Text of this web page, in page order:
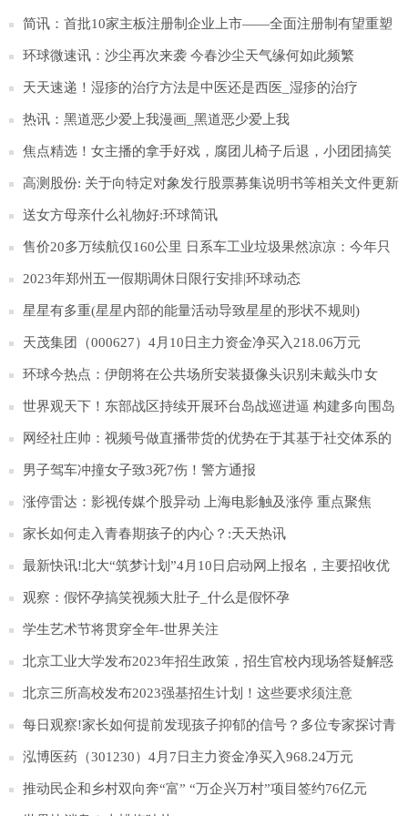
简讯：首批10家主板注册制企业上市——全面注册制有望重塑
资本市场生态
环球微速讯：沙尘再次来袭 今春沙尘天气缘何如此频繁
天天速递！湿疹的治疗方法是中医还是西医_湿疹的治疗
热讯：黑道恶少爱上我漫画_黑道恶少爱上我
焦点精选！女主播的拿手好戏，腐团儿椅子后退，小团团搞笑
搞怪，那沫子呢？
高测股份: 关于向特定对象发行股票募集说明书等相关文件更新
财务数据的提示性公告
送女方母亲什么礼物好:环球简讯
售价20多万续航仅160公里 日系车工业垃圾果然凉凉：今年只
卖出15辆|今日聚焦
2023年郑州五一假期调休日限行安排|环球动态
星星有多重(星星内部的能量活动导致星星的形状不规则)
天茂集团（000627）4月10日主力资金净买入218.06万元
环球今热点：伊朗将在公共场所安装摄像头识别未戴头巾女
性，违者将予警告
世界观天下！东部战区持续开展环台岛战巡进逼 构建多向围岛
锁台态势
网经社庄帅：视频号做直播带货的优势在于其基于社交体系的
完整私域生态_天天视点
男子驾车冲撞女子致3死7伤！警方通报
涨停雷达：影视传媒个股异动 上海电影触及涨停 重点聚焦
家长如何走入青春期孩子的内心？:天天热讯
最新快讯!北大“筑梦计划”4月10日启动网上报名，主要招收优
秀农村学生
观察：假怀孕搞笑视频大肚子_什么是假怀孕
学生艺术节将贯穿全年-世界关注
北京工业大学发布2023年招生政策，招生官校内现场答疑解惑
_每日快播
北京三所高校发布2023强基招生计划！这些要求须注意
每日观察!家长如何提前发现孩子抑郁的信号？多位专家探讨青
少年抑郁防治
泓博医药（301230）4月7日主力资金净买入968.24万元
推动民企和乡村双向奔“富” “万企兴万村”项目签约76亿元